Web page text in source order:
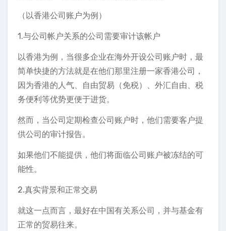
（以香港公司账户为例）
1.与公司帐户关系的公司需要审计该帐户
以香港为例，当很多企业在海外开设公司账户时，最
简单快捷的方法就是在他们那里注册一家香港公司，
因为香港的人气、自由贸易（免税）、外汇自由、税
务便利等优势更便于进货。
然而，当公司定期检查公司账户时，他们需要客户提
供公司的审计报告。
如果他们不能提供，他们将面临公司账户被冻结的可
能性。
2.真实背景和正常交易
就这一点而言，最好在中国有关系公司，并与基金有
正常的贸易往来。